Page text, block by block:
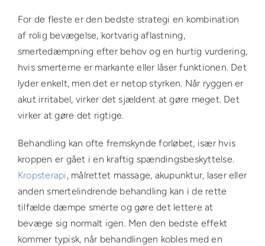
For de fleste er den bedste strategi en kombination
af rolig bevægelse, kortvarig aflastning,
smertedæmpning efter behov og en hurtig vurdering,
hvis smerterne er markante eller låser funktionen. Det
lyder enkelt, men det er netop styrken. Når ryggen er
akut irritabel, virker det sjældent at gøre meget. Det
virker at gøre det rigtige.
Behandling kan ofte fremskynde forløbet, især hvis
kroppen er gået i en kraftig spændingsbeskyttelse.
Kropsterapi, målrettet massage, akupunktur, laser eller
anden smertelindrende behandling kan i de rette
tilfælde dæmpe smerte og gøre det lettere at
bevæge sig normalt igen. Men den bedste effekt
kommer typisk, når behandlingen kobles med en